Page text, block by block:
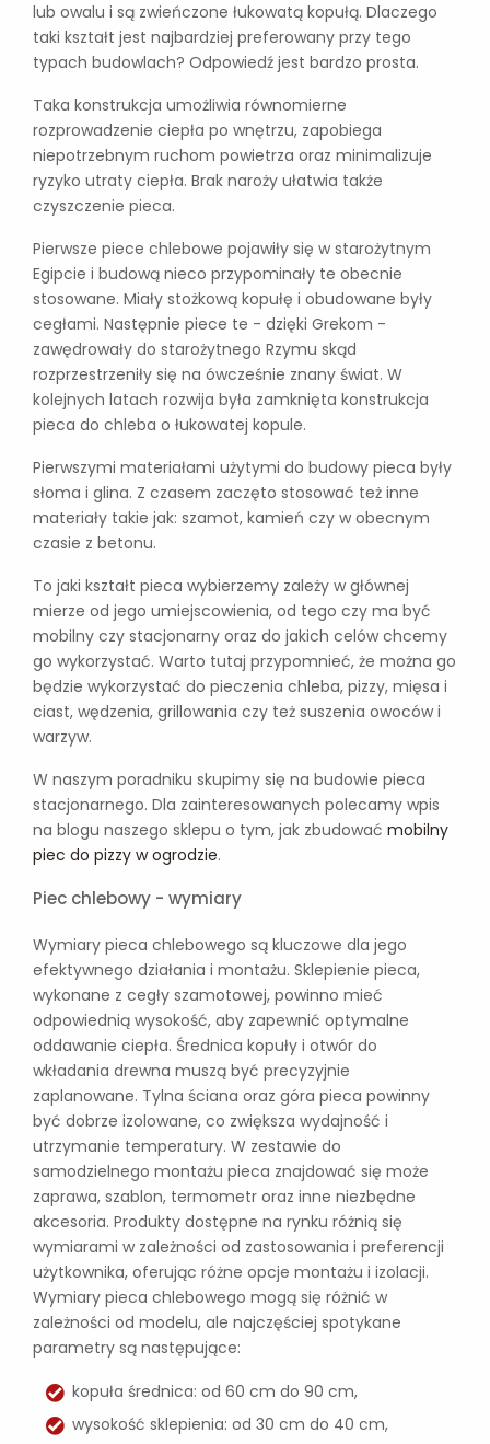
lub owalu i są zwieńczone łukowatą kopułą. Dlaczego
taki kształt jest najbardziej preferowany przy tego
typach budowlach? Odpowiedź jest bardzo prosta.
Taka konstrukcja umożliwia równomierne
rozprowadzenie ciepła po wnętrzu, zapobiega
niepotrzebnym ruchom powietrza oraz minimalizuje
ryzyko utraty ciepła. Brak naroży ułatwia także
czyszczenie pieca.
Pierwsze piece chlebowe pojawiły się w starożytnym
Egipcie i budową nieco przypominały te obecnie
stosowane. Miały stożkową kopułę i obudowane były
cegłami. Następnie piece te - dzięki Grekom -
zawędrowały do starożytnego Rzymu skąd
rozprzestrzeniły się na ówcześnie znany świat. W
kolejnych latach rozwija była zamknięta konstrukcja
pieca do chleba o łukowatej kopule.
Pierwszymi materiałami użytymi do budowy pieca były
słoma i glina. Z czasem zaczęto stosować też inne
materiały takie jak: szamot, kamień czy w obecnym
czasie z betonu.
To jaki kształt pieca wybierzemy zależy w głównej
mierze od jego umiejscowienia, od tego czy ma być
mobilny czy stacjonarny oraz do jakich celów chcemy
go wykorzystać. Warto tutaj przypomnieć, że można go
będzie wykorzystać do pieczenia chleba, pizzy, mięsa i
ciast, wędzenia, grillowania czy też suszenia owoców i
warzyw.
W naszym poradniku skupimy się na budowie pieca
stacjonarnego. Dla zainteresowanych polecamy wpis
na blogu naszego sklepu o tym, jak zbudować mobilny
piec do pizzy w ogrodzie.
Piec chlebowy - wymiary
Wymiary pieca chlebowego są kluczowe dla jego
efektywnego działania i montażu. Sklepienie pieca,
wykonane z cegły szamotowej, powinno mieć
odpowiednią wysokość, aby zapewnić optymalne
oddawanie ciepła. Średnica kopuły i otwór do
wkładania drewna muszą być precyzyjnie
zaplanowane. Tylna ściana oraz góra pieca powinny
być dobrze izolowane, co zwiększa wydajność i
utrzymanie temperatury. W zestawie do
samodzielnego montażu pieca znajdować się może
zaprawa, szablon, termometr oraz inne niezbędne
akcesoria. Produkty dostępne na rynku różnią się
wymiarami w zależności od zastosowania i preferencji
użytkownika, oferując różne opcje montażu i izolacji.
Wymiary pieca chlebowego mogą się różnić w
zależności od modelu, ale najczęściej spotykane
parametry są następujące:
kopuła średnica: od 60 cm do 90 cm,
wysokość sklepienia: od 30 cm do 40 cm,